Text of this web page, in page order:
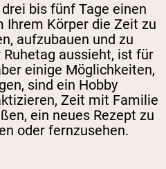
bis fünf Tage einen
Ihrem Körper die Zeit zu
aufzubauen und zu
aussieht, ist für
einige Möglichkeiten,
sind ein Hobby
Zeit mit Familie
ein neues Rezept zu
oder fernzusehen.